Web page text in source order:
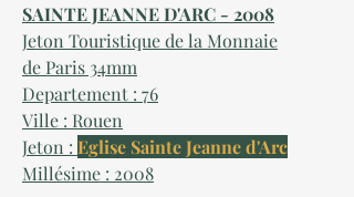
SAINTE JEANNE D'ARC - 2008
Jeton Touristique de la Monnaie
de Paris 34mm
Departement : 76
Ville : Rouen
Jeton : Eglise Sainte Jeanne d'Arc
Millésime : 2008